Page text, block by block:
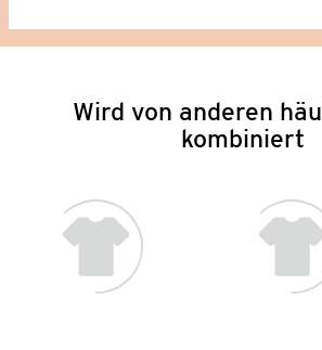
Wird von anderen
kombiniert